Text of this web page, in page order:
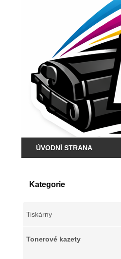
ÚVODNÍ STRANA
Kategorie
Tiskárny
Tonerové kazety